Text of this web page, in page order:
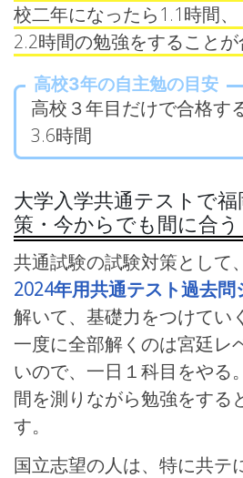
校二年になったら1.1時間
2.2時間の勉強をすること
高校3年の自主勉の目安
高校３年目だけで合格す
3.6時間
大学入学共通テストで
策・今からでも間に合う
共通試験の試験対策として
2024年用共通テスト過去問
解いて、基礎力をつけてい
一度に全部解くのは宮廷レ
いので、一日１科目をやる
間を測りながら勉強をする
す。
国立志望の人は、特に共テ